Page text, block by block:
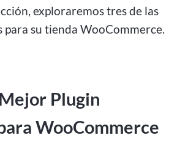
exploraremos tres de las
para su tienda WooCommerce.
Plugin
WooCommerce